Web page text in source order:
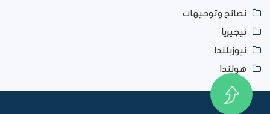
نصائح وتوجيهات
نيجيريا
نيوزيلندا
هولندا